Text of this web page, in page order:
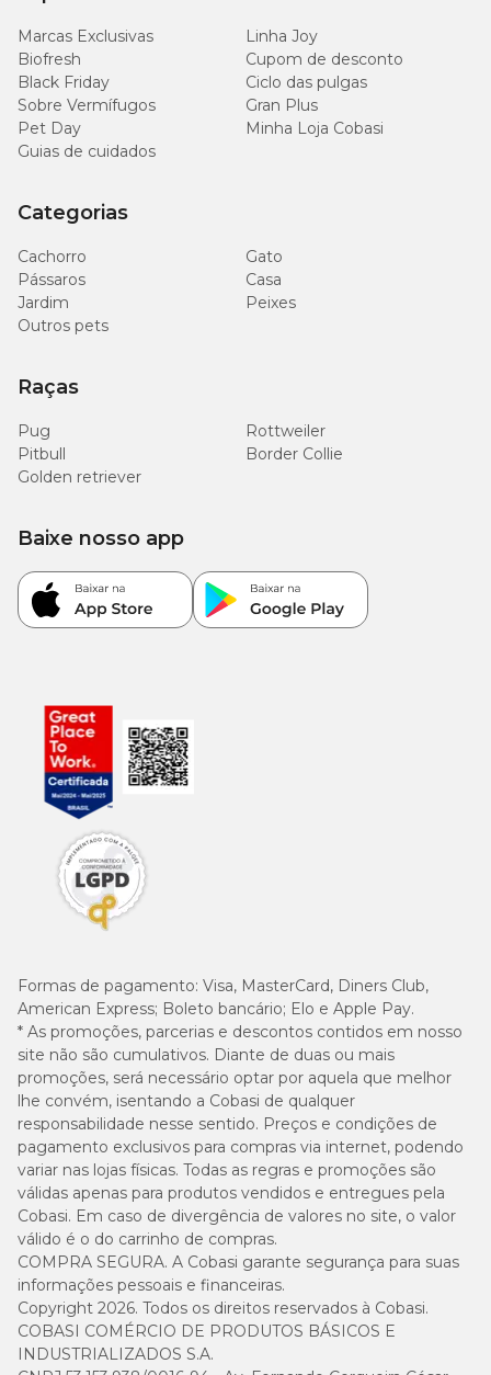
Marcas Exclusivas
Linha Joy
Biofresh
Cupom de desconto
Black Friday
Ciclo das pulgas
Sobre Vermífugos
Gran Plus
Pet Day
Minha Loja Cobasi
Guias de cuidados
Categorias
Cachorro
Gato
Pássaros
Casa
Jardim
Peixes
Outros pets
Raças
Pug
Rottweiler
Pitbull
Border Collie
Golden retriever
Formas de pagamento: Visa, MasterCard, Diners Club,
American Express; Boleto bancário; Elo e Apple Pay.
* As promoções, parcerias e descontos contidos em nosso
site não são cumulativos. Diante de duas ou mais
promoções, será necessário optar por aquela que melhor
lhe convém, isentando a Cobasi de qualquer
responsabilidade nesse sentido. Preços e condições de
pagamento exclusivos para compras via internet, podendo
variar nas lojas físicas. Todas as regras e promoções são
válidas apenas para produtos vendidos e entregues pela
Cobasi. Em caso de divergência de valores no site, o valor
válido é o do carrinho de compras.
COMPRA SEGURA. A Cobasi garante segurança para suas
informações pessoais e financeiras.
Copyright 2026. Todos os direitos reservados à Cobasi.
COBASI COMÉRCIO DE PRODUTOS BÁSICOS E
INDUSTRIALIZADOS S.A.
Baixe nosso app